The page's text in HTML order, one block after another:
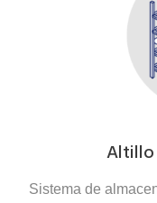
Altillo
Sistema de